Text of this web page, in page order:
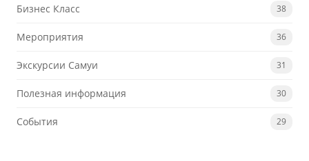
Бизнес Класс 38
Мероприятия 36
Экскурсии Самуи 31
Полезная информация 30
События 29